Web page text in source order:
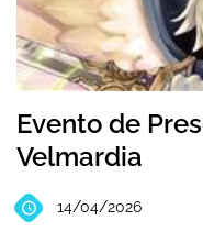
Evento de
Velmardia
14/04/2026